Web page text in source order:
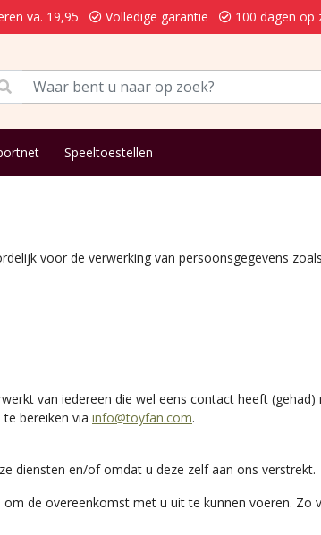
va. 19,95 Volledige garantie 100 dagen op
Speeltoestellen
voor de verwerking van persoonsgegevens
van iedereen die wel eens contact heeft (gehad)
bereiken via info@toyfan.com.
diensten en/of omdat u deze zelf aan ons verstrekt.
de overeenkomst met u uit te kunnen voeren. Zo